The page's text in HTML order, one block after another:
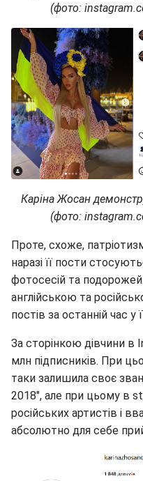
(фото:
Каріна Жосан
(фото:
Проте, схоже,
наразі її пости
фотосесій та
англійською та
постів за останній час у
За сторінкою дівчини
млн підписників. При
таки залишила своє
2018", але при цьому в
російських артистів і
абсолютно для себе